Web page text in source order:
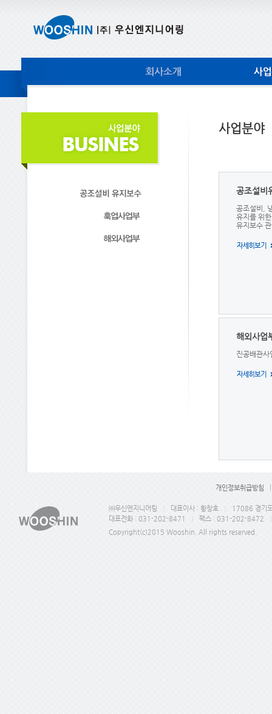
사업분야
공조설비
공조설비,
유지를 위
유지보수
해외사업
진공배관사
개인정보취급방침
㈜우신엔지니어링 대표이사 : 황창호
17086 경기
대표전화 : 031-202-8471
팩스 : 031-202-8472
Copyright(c)2015 Wooshin. All rights reserved.